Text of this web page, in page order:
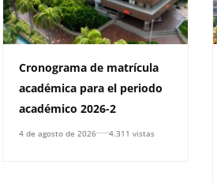
Cronograma de matrícula
académica para el periodo
académico 2026-2
4 de agosto de 2026 4.311 vistas